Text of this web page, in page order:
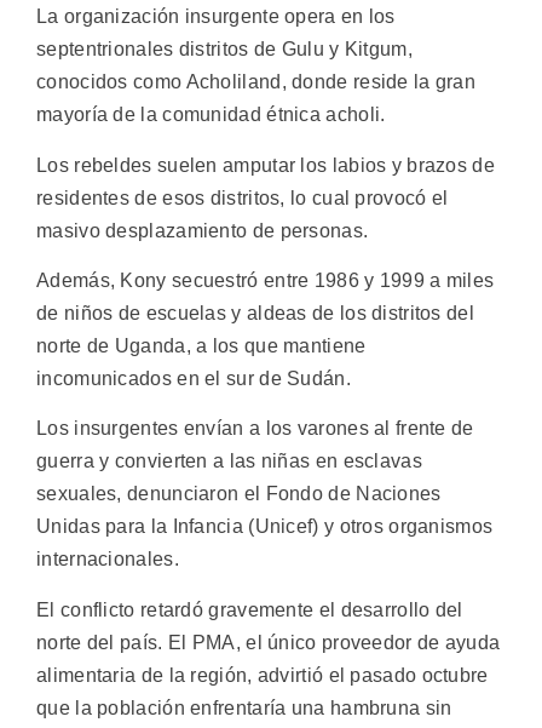
La organización insurgente opera en los
septentrionales distritos de Gulu y Kitgum,
conocidos como Acholiland, donde reside la gran
mayoría de la comunidad étnica acholi.
Los rebeldes suelen amputar los labios y brazos de
residentes de esos distritos, lo cual provocó el
masivo desplazamiento de personas.
Además, Kony secuestró entre 1986 y 1999 a miles
de niños de escuelas y aldeas de los distritos del
norte de Uganda, a los que mantiene
incomunicados en el sur de Sudán.
Los insurgentes envían a los varones al frente de
guerra y convierten a las niñas en esclavas
sexuales, denunciaron el Fondo de Naciones
Unidas para la Infancia (Unicef) y otros organismos
internacionales.
El conflicto retardó gravemente el desarrollo del
norte del país. El PMA, el único proveedor de ayuda
alimentaria de la región, advirtió el pasado octubre
que la población enfrentaría una hambruna sin